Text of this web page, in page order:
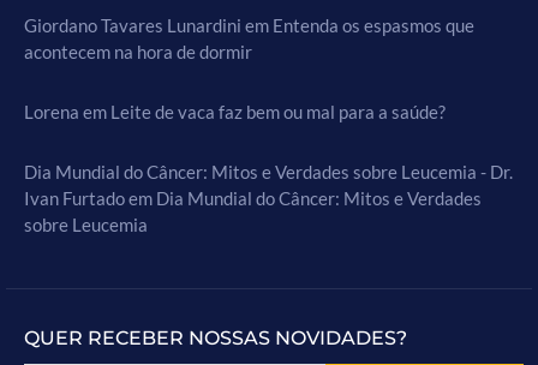
Giordano Tavares Lunardini em Entenda os espasmos que
acontecem na hora de dormir
Lorena em Leite de vaca faz bem ou mal para a saúde?
Dia Mundial do Câncer: Mitos e Verdades sobre Leucemia - Dr.
Ivan Furtadoem Dia Mundial do Câncer: Mitos e Verdades
sobre Leucemia
QUER RECEBER NOSSAS NOVIDADES?